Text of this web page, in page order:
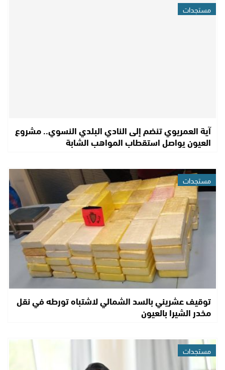
مستجدات
آية العمريوي تنضم إلى النادي البلدي النسوي.. مشروع
العيون يواصل استقطاب المواهب الشابة
مستجدات
توقيف عشريني بالسد الشمالي لاشتباه تورطه في نقل
مخدر الشيرا بالعيون
مستجدات